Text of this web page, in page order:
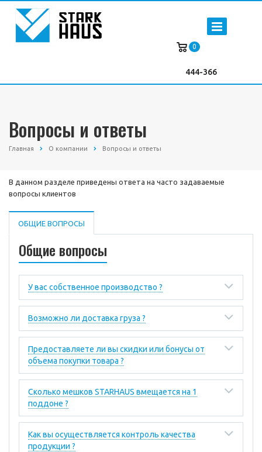
0
444-366
Вопросы и ответы
Главная О компании Вопросы и ответы
В данном разделе приведены ответа на часто задаваемые
вопросы клиентов
ОБЩИЕ ВОПРОСЫ
Общие вопросы
У вас собственное производство ?
Возможно ли доставка груза ?
Предоставляете ли вы скидки или бонусы от
объема покупки товара ?
Сколько мешков STARHAUS вмещается на 1
поддоне ?
Как вы осуществляется контроль качества
продукции ?